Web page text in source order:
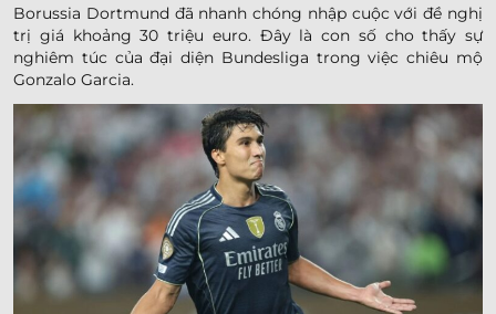
Borussia Dortmund đã nhanh chóng nhập cuộc với đề nghị
trị giá khoảng 30 triệu euro. Đây là con số cho thấy sự
nghiêm túc của đại diện Bundesliga trong việc chiêu mộ
Gonzalo Garcia.